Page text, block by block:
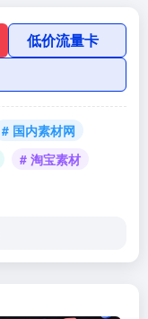
低价流量卡
# 国内素材网
# 淘宝素材